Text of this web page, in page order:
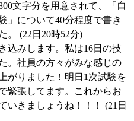
文字分を用意されて、「自
」について40分程度で書き
。 (22日20時52分)
込みします。私は16日の技
。社員の方々がみな感じの
がりました！明日1次試験を
緊張してます。これからお
いきましょうね！！！ (21日